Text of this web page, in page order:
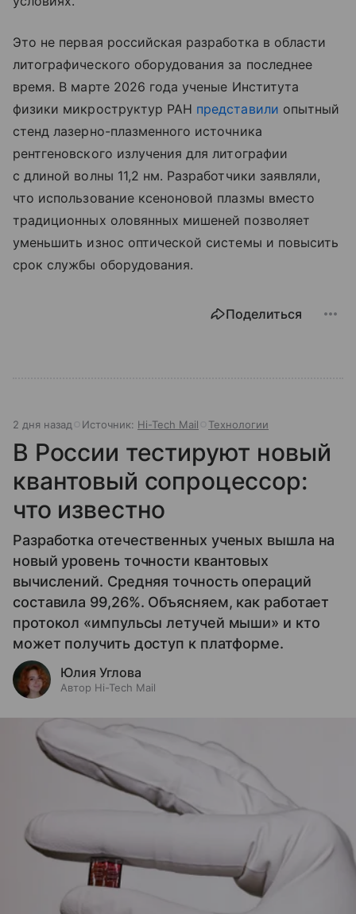
Это не первая российская разработка в области
литографического оборудования за последнее
время. В марте 2026 года ученые Института
физики микроструктур РАН представили опытный
стенд лазерно-плазменного источника
рентгеновского излучения для литографии
с длиной волны 11,2 нм. Разработчики заявляли,
что использование ксеноновой плазмы вместо
традиционных оловянных мишеней позволяет
уменьшить износ оптической системы и повысить
срок службы оборудования.
Поделиться
2 дня назад Источник: Hi-Tech Mail Технологии
В России тестируют новый
квантовый сопроцессор:
что известно
Разработка отечественных ученых вышла на
новый уровень точности квантовых
вычислений. Средняя точность операций
составила 99,26%. Объясняем, как работает
протокол «импульсы летучей мыши» и кто
может получить доступ к платформе.
Юлия Углова
Автор Hi-Tech Mail